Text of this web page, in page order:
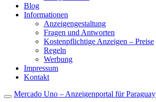
Blog
Informationen
Anzeigengestaltung
Fragen und Antworten
Kostenpflichtige Anzeigen – Preise
Regeln
Werbung
Impressum
Kontakt
Mercado Uno – Anzeigenportal für Paraguay